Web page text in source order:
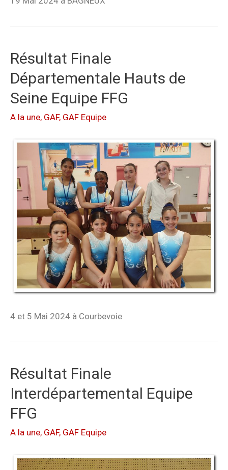
Résultat Finale
Départementale Hauts de
Seine Equipe FFG
A la une, GAF, GAF Equipe
4 et 5 Mai 2024 à Courbevoie
Résultat Finale
Interdépartemental Equipe
FFG
A la une, GAF, GAF Equipe